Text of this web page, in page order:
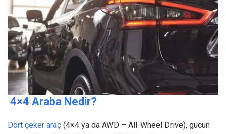
4×4 Araba Nedir?
Dört çeker araç (4×4 ya da AWD – All-Wheel Drive), gücün